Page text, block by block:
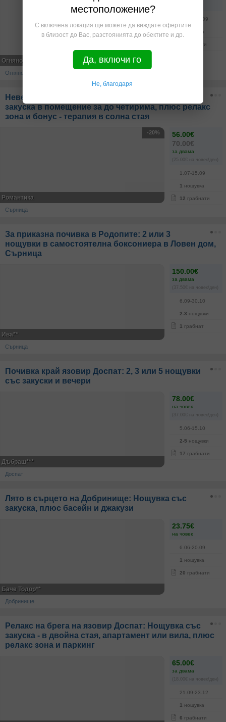
23.07-21.09
нощувка
грабнати
Огняново***
Огняново
Невероятна почивка в Сърница! Нощувка със
закуска в помещение за до четирима, плюс релакс
зона и бонус - терапия в солна стая
56.00€
70.00€
за двама
(25.00€ на човек/ден)
1.07-15.09
1 нощувка
12 грабнати
-20%
Романтика
Сърница
За приказна почивка в Родопите: 2 или 3
нощувки в самостоятелна боксониера в Ловен дом,
Сърница
150.00€
за двама
(37.50€ на човек/ден)
6.09-30.10
2-3 нощувки
1 грабнат
Ива**
Сърница
Почивка край язовир Доспат: 2, 3 или 5 нощувки
със закуски и вечери
78.00€
на човек
(37.00€ на човек/ден)
5.06-15.10
2-5 нощувки
17 грабнати
Дъбраш***
Доспат
Лято в сърцето на Добринище: Нощувка със
закуска, плюс басейн и джакузи
23.75€
на човек
6.06-20.09
1 нощувка
20 грабнати
Баче Тодор**
Добринище
Релакс на брега на язовир Доспат: Нощувка със
закуска - в двойна стая, апартамент или вила, плюс
релакс зона и паркинг
65.00€
за двама
(18.00€ на човек/ден)
21.09-23.12
1 нощувка
6 грабнати
местоположение?
С включена локация ще можете да виждате офертите
в близост до Вас, разстоянията до обектите и др.
Да, включи го
Не, благодаря